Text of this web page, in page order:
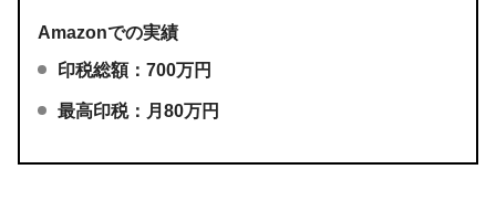
Amazonでの実績
印税総額：700万円
最高印税：月80万円